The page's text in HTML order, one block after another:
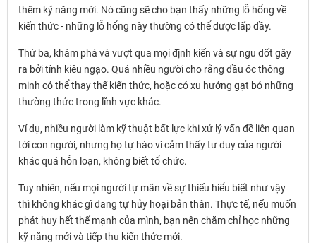
thêm kỹ năng mới. Nó cũng sẽ cho bạn thấy những lỗ hổng về
kiến ​​thức - những lỗ hổng này thường có thể được lấp đầy.
Thứ ba, khám phá và vượt qua mọi định kiến ​​và sự ngu dốt gây
ra bởi tính kiêu ngạo. Quá nhiều người cho rằng đầu óc thông
minh có thể thay thế kiến thức, hoặc có xu hướng gạt bỏ những
thường thức trong lĩnh vực khác.
Ví dụ, nhiều người làm kỹ thuật bất lực khi xử lý vấn đề liên quan
tới con người, nhưng họ tự hào vì cảm thấy tư duy của người
khác quá hỗn loạn, không biết tổ chức.
Tuy nhiên, nếu mọi người tự mãn về sự thiếu hiểu biết như vậy
thì không khác gì đang tự hủy hoại bản thân. Thực tế, nếu muốn
phát huy hết thế mạnh của mình, bạn nên chăm chỉ học những
kỹ năng mới và tiếp thu kiến ​​thức mới.